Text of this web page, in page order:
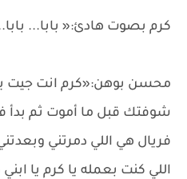
كرم بصوت هادئ:« بابا...
محسن بوهن:«كرم انت جيت يا
شوفتك قبل ما أموت ثم بدأ
فريال هي اللي دمرتني
اللي كنت بعمله يا كرم يا